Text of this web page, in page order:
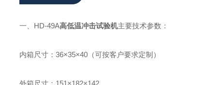
一、 HD-49A高低温冲击试验机主要技术参数：
内箱尺寸：36×35×40（可按客户要求定制）
外箱尺寸：151×182×142